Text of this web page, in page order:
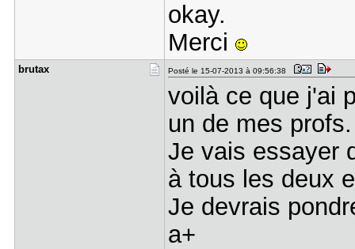
okay.
Merci
brutax Posté le 15-07-2013 à 09:56:38
voilà ce que j'ai
un de mes profs.
Je vais essayer
à tous les deux
Je devrais
a+